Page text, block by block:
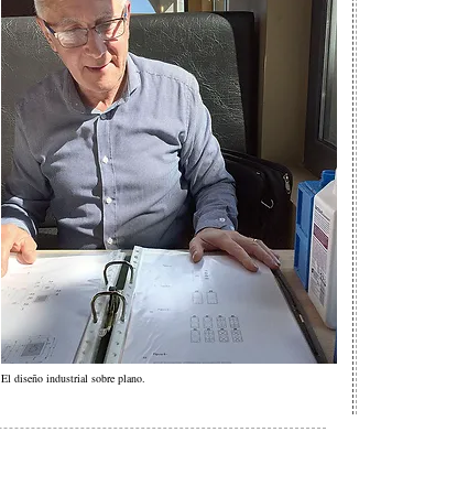
El diseño industrial sobre plano.